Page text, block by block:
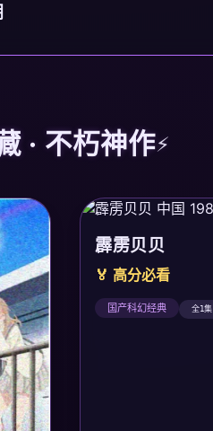
· 不朽神作
霹雳贝贝
🏅 高分必看
国产科幻经典 全1集